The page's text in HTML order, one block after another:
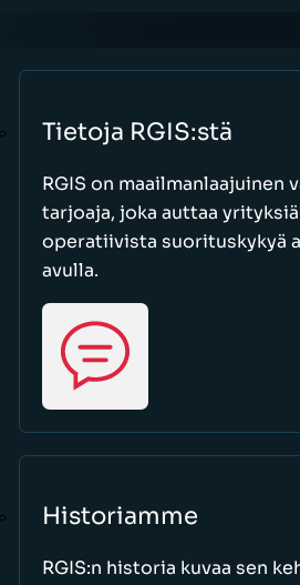
Tietoja RGIS:stä
RGIS on
tarjoaja, joka auttaa
operatiivista suorituskykyä
avulla.
Historiamme
RGIS:n historia kuvaa sen